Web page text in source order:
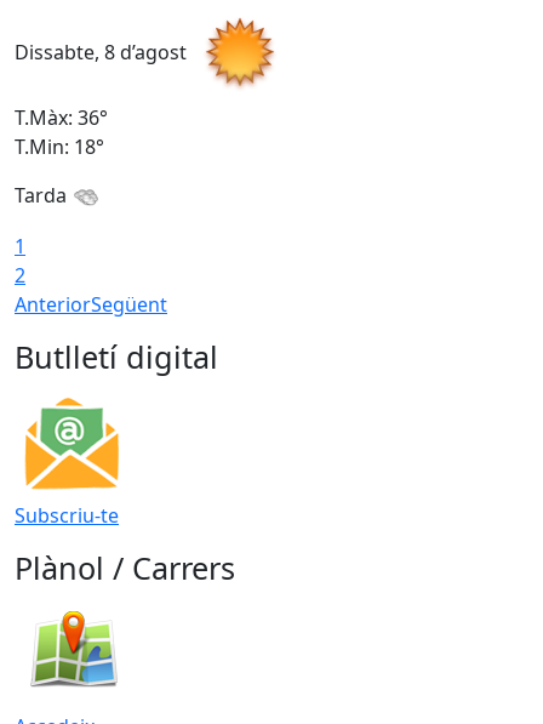
Dissabte, 8 d’agost
T.Màx: 36°
T.Min: 18°
Tarda
1
2
AnteriorSegüent
Butlletí digital
Subscriu-te
Plànol / Carrers